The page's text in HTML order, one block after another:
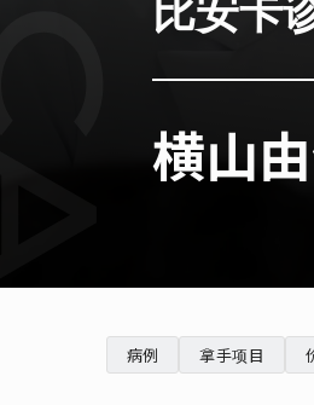
比安卡
横山
病例 拿手项目